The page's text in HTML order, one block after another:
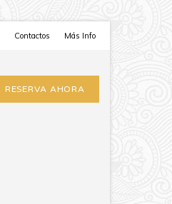
Contactos Más Info
RESERVA AHORA